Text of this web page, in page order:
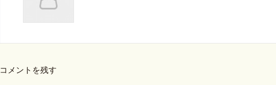
コメントを残す